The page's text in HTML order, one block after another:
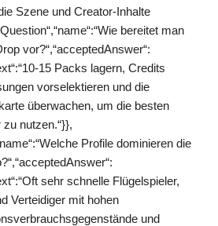
Szene und Creator-Inhalte
bereitet man
vor?“,“acceptedAnswer“:
15 Packs lagern, Credits
vorselektieren und die
überwachen, um die besten
nutzen.“}},
Profile dominieren die
sehr schnelle Flügelspieler,
Verteidiger mit hohen
und